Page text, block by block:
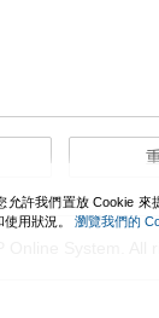
System. All
允許我們置放 Cookie 來
用狀況。 瀏覽我們的